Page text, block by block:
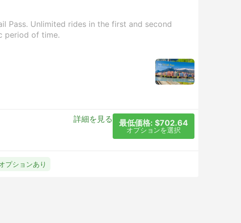
Pass. Unlimited rides in the first and second
period of time.
詳細を見る 最低価格: $702.64
オプションを選択
プションあり